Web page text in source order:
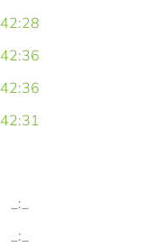
42:28
42:36
42:36
42:31
_:_
_:_